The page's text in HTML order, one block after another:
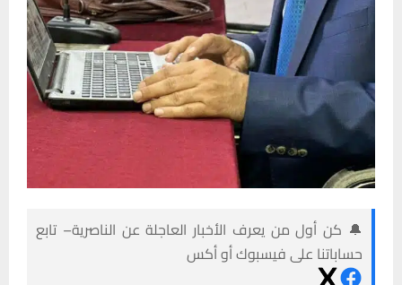
🔔 كن أول من يعرف الأخبار العاجلة عن الناصرية– تابع
حساباتنا على فيسبوك أو أكس